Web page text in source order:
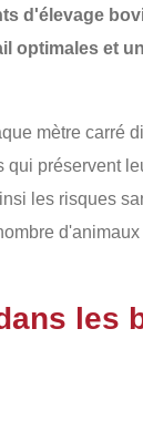
d'élevage
et
mètre carré
qui préservent
les risques
les